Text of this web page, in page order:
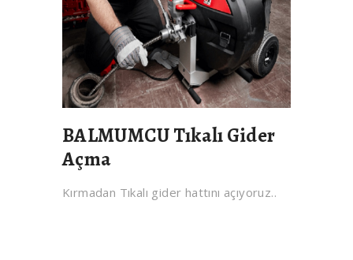
BALMUMCU Tıkalı Gider
Açma
Kırmadan Tıkalı gider hattını açıyoruz..